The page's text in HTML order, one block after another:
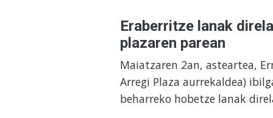
Eraberritze lanak
plazaren parean
Maiatzaren 2an, asteartea,
Arregi Plaza aurrekaldea)
beharreko hobetze lanak